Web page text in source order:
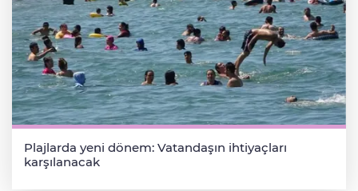
Plajlarda yeni dönem: Vatandaşın ihtiyaçları
karşılanacak